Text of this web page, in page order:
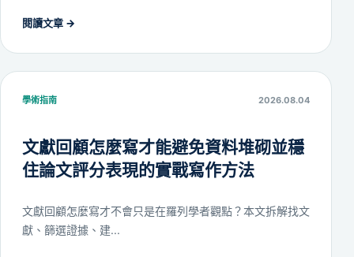
閱讀文章 →
學術指南 2026.08.04
文獻回顧怎麼寫才能避免資料堆砌並穩
住論文評分表現的實戰寫作方法
文獻回顧怎麼寫才不會只是在羅列學者觀點？本文拆解找文
獻、篩選證據、建...